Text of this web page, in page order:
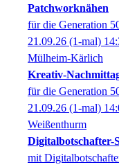
Patchworknähen
für die Generation
21.09.26 (1-mal)
Mülheim-Kärlich
Kreativ-
für die Generation
21.09.26 (1-mal)
Weißenthurm
Digitalbotschafter-
mit